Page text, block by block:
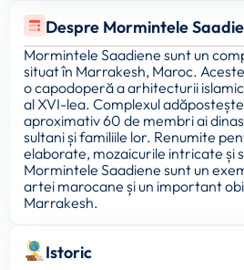
Despre Mormintele
Mormintele Saadiene sunt un
situat în Marrakesh, Maroc.
o capodoperă a arhitecturii
al XVI-lea. Complexul
aproximativ 60 de membri ai
sultani și familiile lor. Renumite
elaborate, mozaicurile intricate și
Mormintele Saadiene sunt un
artei marocane și un important
Marrakesh.
Istoric